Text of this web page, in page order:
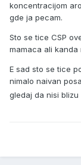
koncentracijom
gde ja pecam.
Sto se tice CSP
mamaca ali
E sad sto se tice
nimalo naivan
gledaj da nisi